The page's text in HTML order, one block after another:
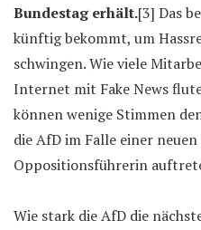
Bundestag erhält.[3] Das
künftig bekommt, um
schwingen. Wie viele
Internet mit Fake News
können wenige Stimmen
die AfD im Falle einer
Oppositionsführerin
Wie stark die AfD die